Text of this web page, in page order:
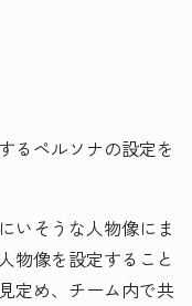
るペルソナの設定を
いそうな人物像にま
物像を設定すること
定め、チーム内で共